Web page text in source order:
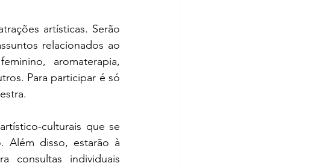
artísticas. Serão
relacionados ao
aromaterapia,
Para participar é só
culturais que se
Além disso, estarão à
consultas individuais